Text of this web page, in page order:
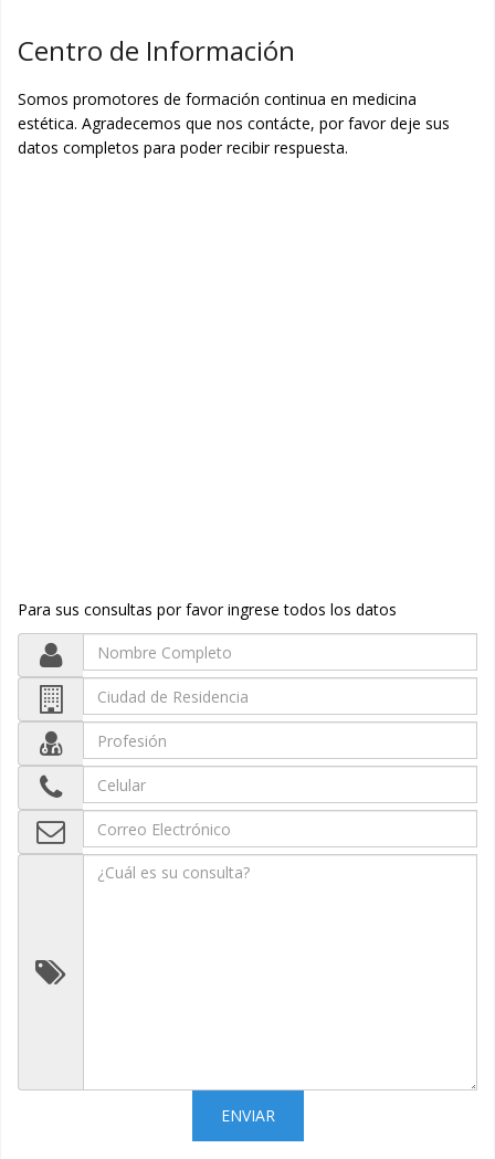
Centro de Información
Somos promotores de formación continua en medicina
estética. Agradecemos que nos contácte, por favor deje sus
datos completos para poder recibir respuesta.
Para sus consultas por favor ingrese todos los datos
ENVIAR